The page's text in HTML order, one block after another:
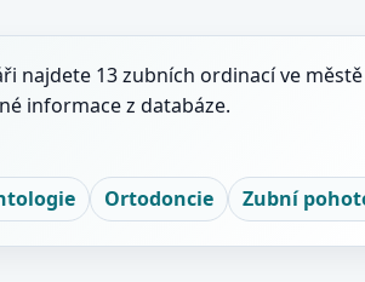
najdete 13 zubních ordinací ve
informace z databáze.
Ortodoncie Zubní